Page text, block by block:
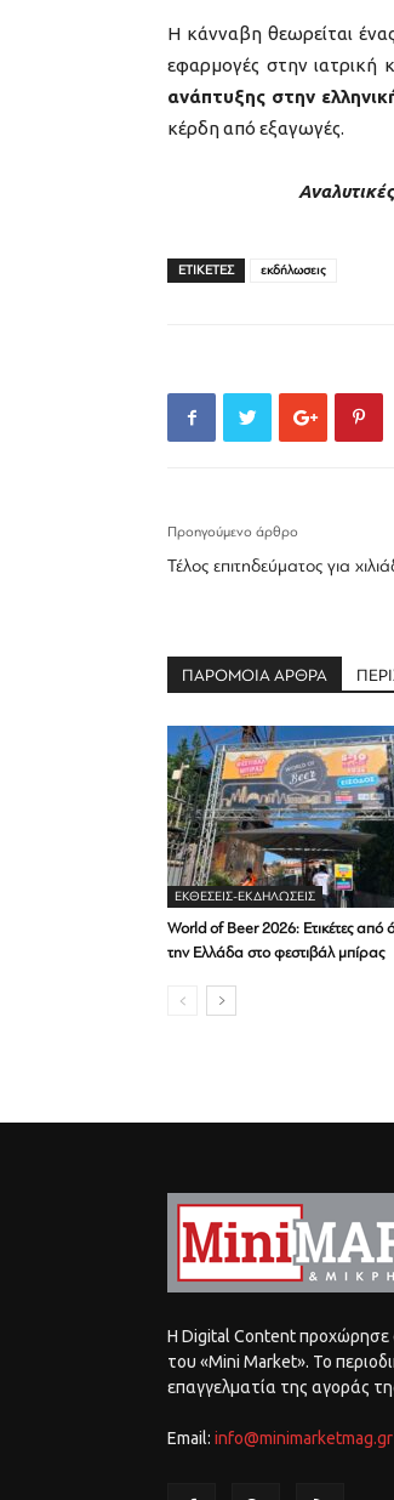
Η κάνναβη θεωρείται
εφαρμογές στην ιατρική
ανάπτυξης στην
κέρδη από εξαγωγές.
ΕΤΙΚΕΤΕΣ εκδήλωσεις
Προηγούμενο άρθρο
Τέλος επιτηδεύματος για
ΠΑΡΟΜΟΙΑ ΑΡΘΡΑ
ΕΚΘΈΣΕΙΣ-ΕΚΔΗΛΏΣΕΙΣ
World of Beer 2026: Ετικέτες από
την Ελλάδα στο φεστιβάλ μπίρας
Η Digital Content προχώρησε
του «Mini Market». Το
επαγγελματία της αγοράς
Email: info@minimarketmag.gr